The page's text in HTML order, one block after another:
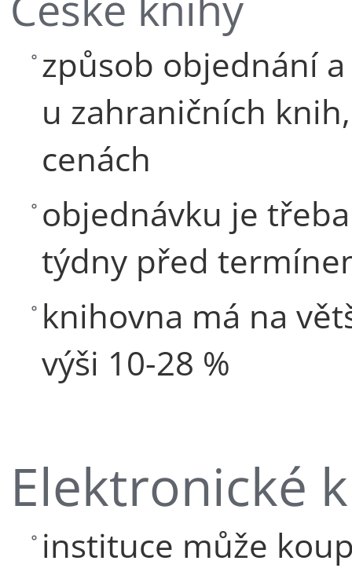
způsob objednání
u zahraničních
cenách
objednávku je
týdny před
knihovna má na
výši 10-28 %
Elektronické
instituce může